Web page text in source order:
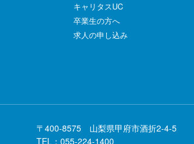
キャリタスUC
卒業生の方へ
求人の申し込み
〒400-8575 山梨県甲府市酒折2-4-5
TEL：055-224-1400